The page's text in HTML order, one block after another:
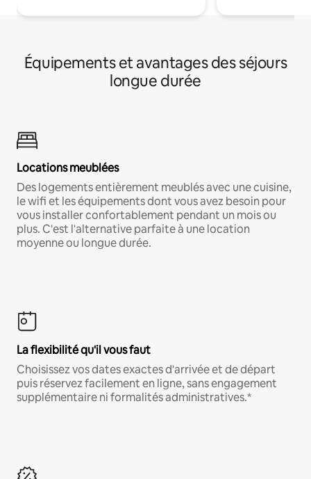
Équipements et avantages des séjours
longue durée
Locations meublées
Des logements entièrement meublés avec une cuisine,
le wifi et les équipements dont vous avez besoin pour
vous installer confortablement pendant un mois ou
plus. C'est l'alternative parfaite à une location
moyenne ou longue durée.
La flexibilité qu'il vous faut
Choisissez vos dates exactes d'arrivée et de départ
puis réservez facilement en ligne, sans engagement
supplémentaire ni formalités administratives.*